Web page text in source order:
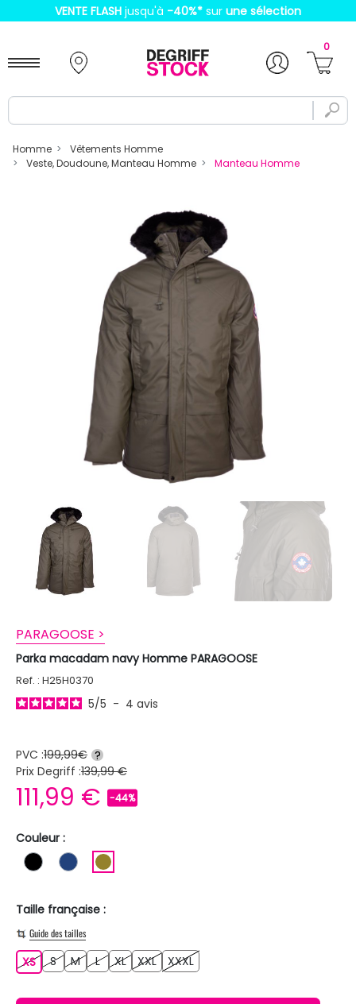
VENTE FLASH jusqu'à -40%* sur une sélection
0
Homme
Vêtements Homme
Veste, Doudoune, Manteau Homme
Manteau Homme
PARAGOOSE >
Parka macadam navy Homme PARAGOOSE
Ref. : H25H0370
5/5 - 4 avis
PVC :199,99€ ?
Prix Degriff :139,99 €
111,99 € -44%
Couleur :
NOIR BLEU FONCE
Taille française :
Guide des tailles
XSXSSS MM LL XLXL XXLXXLXXXLXXXL